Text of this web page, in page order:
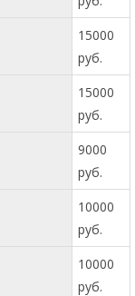
15000
руб.
15000
руб.
9000
руб.
10000
руб.
10000
руб.